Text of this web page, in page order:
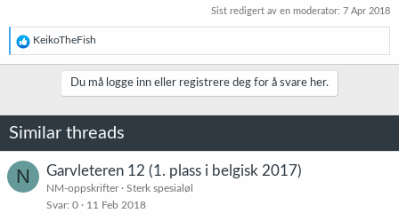
Sist redigert av en moderator: 7 Apr 2018
R
e
a
n
e
r
KeikoTheFish
Du må logge inn eller registrere deg for å svare her.
Similar threads
N Garvleteren 12 (1. plass i belgisk 2017)
NM-oppskrifter
Sterk spesialøl
Svar 0 11 Feb 2018